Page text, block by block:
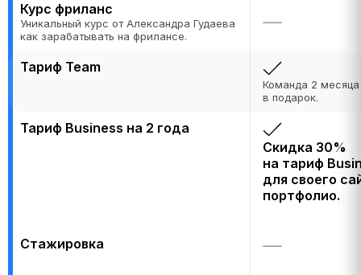
Курс фриланс
Уникальный курс от Александра Гудаева
как зарабатывать на фрилансе.
Тариф Team
Команда 2 месяца
в подарок.
Тариф Business на 2 года
Скидка 30%
на тариф
для своего
портфолио.
Стажировка